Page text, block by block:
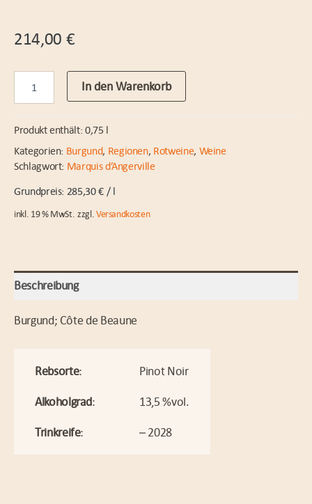
214,00 €
cru
2020
Marquis
d'Angerville
Menge
In den Warenkorb
Produkt enthält: 0,75 l
Kategorien: Burgund, Regionen, Rotweine, Weine
Schlagwort: Marquis d’Angerville
285,30€/ l
inkl. 19 % MwSt. zzgl.Versandkosten
Beschreibung
Burgund; Côte de Beaune
Rebsorte:
Pinot Noir
Alkoholgrad:
13,5 %vol.
Trinkreife: – 2028